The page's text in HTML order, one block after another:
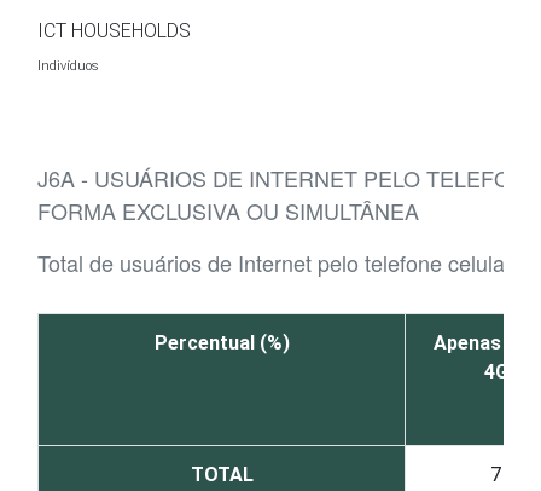
ICT HOUSEHOLDS
Indivíduos
J6A - USUÁRIOS DE INTERNET PELO
FORMA EXCLUSIVA OU SIMULTÂNEA
Total de usuários de Internet pelo telefone celular
Percentual (%)
Apenas 3G
4G
TOTAL 7